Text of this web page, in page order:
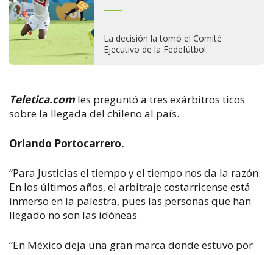
La decisión la tomó el Comité
Ejecutivo de la Fedefútbol.
Teletica.com les preguntó a tres exárbitros ticos
sobre la llegada del chileno al país.
Orlando Portocarrero.
“Para Justicias el tiempo y el tiempo nos da la razón.
En los últimos años, el arbitraje costarricense está
inmerso en la palestra, pues las personas que han
llegado no son las idóneas
“En México deja una gran marca donde estuvo por